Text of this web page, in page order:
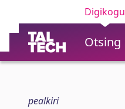
Digikogu
Otsing
pealkiri